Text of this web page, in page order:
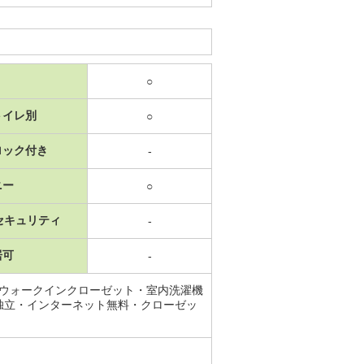
○
レ別 ○
ク付き -
ー ○
キュリティ -
可 -
ォークインクローゼット・室内洗濯機
・インターネット無料・クローゼッ